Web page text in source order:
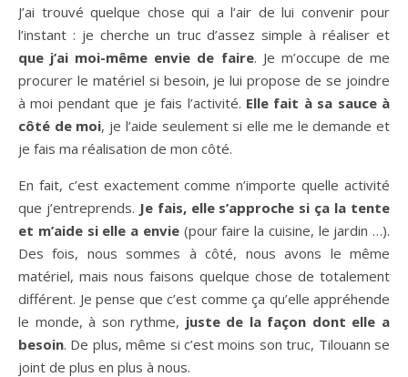
J’ai trouvé quelque chose qui a l’air de lui convenir pour
l’instant : je cherche un truc d’assez simple à réaliser et
que j’ai moi-même envie de faire. Je m’occupe de me
procurer le matériel si besoin, je lui propose de se joindre
à moi pendant que je fais l’activité. Elle fait à sa sauce à
côté de moi, je l’aide seulement si elle me le demande et
je fais ma réalisation de mon côté.
En fait, c’est exactement comme n’importe quelle activité
que j’entreprends. Je fais, elle s’approche si ça la tente
et m’aide si elle a envie(pour faire la cuisine, le jardin …).
Des fois, nous sommes à côté, nous avons le même
matériel, mais nous faisons quelque chose de totalement
différent. Je pense que c’est comme ça qu’elle appréhende
le monde, à son rythme, juste de la façon dont elle a
besoin. De plus, même si c’est moins son truc, Tilouann se
joint de plus en plus à nous.